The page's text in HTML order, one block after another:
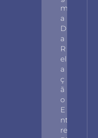
M
A
D
A
R
El
A
Ç
Ã
O
E
Nt
Re